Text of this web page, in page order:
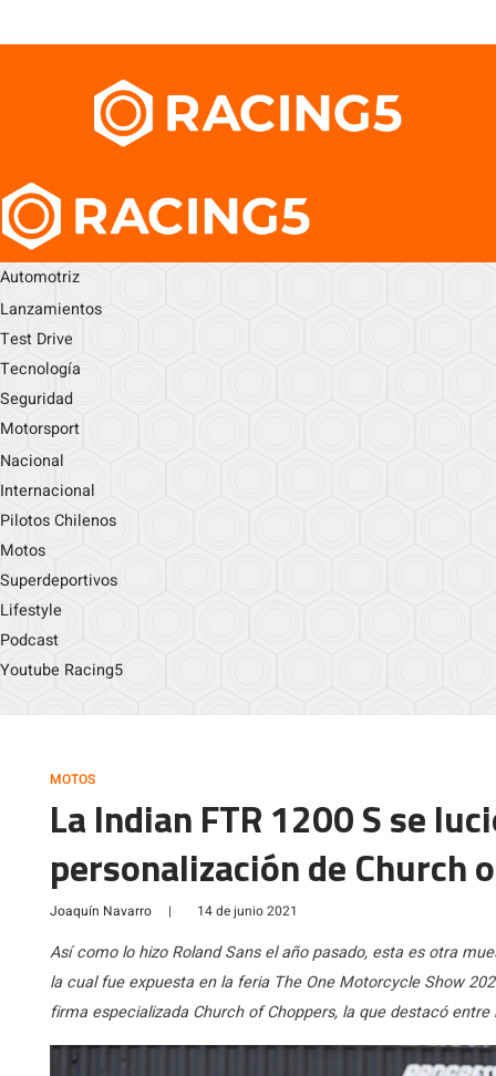
Automotriz
Lanzamientos
Test Drive
Tecnología
Seguridad
Motorsport
Nacional
Internacional
Pilotos Chilenos
Motos
Superdeportivos
Lifestyle
Podcast
Youtube Racing5
MOTOS
La Indian FTR 1200 S se
personalización de Church
Joaquín Navarro | 14 de junio 2021
Así como lo hizo Roland Sans el año pasado, esta es otra
la cual fue expuesta en la feria The One Motorcycle Show
firma especializada Church of Choppers, la que destacó